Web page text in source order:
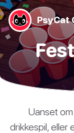
PsyCat
Uanset
drikkespil, eller